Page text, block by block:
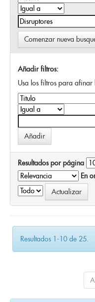
Comenzar nueva
Añadir filtros:
Usa los filtros para afinar
Resultados por página
En
Resultados 1-10 de 25.